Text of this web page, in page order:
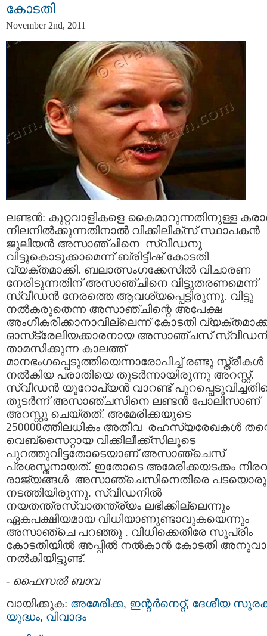
കോടതി
November 2nd, 2011
ലണ്ടന്‍: കുറ്റവാളികളെ കൈമാറുന്നതിനുള്ള
നിലനില്‍ക്കുന്നതിനാല്‍ വിക്കിലീക്‌സ് സ്ഥാപകന്‍
ജൂലിയന്‍ അസാഞ്ചിനെ സ്വീഡനു
വിട്ടുകൊടുക്കാമെന്ന് ബ്രിട്ടീഷ് കോടതി
വ്യക്തമാക്കി. ബലാത്സംഗക്കേസില്‍ വിചാരണ
നേരിടുന്നതിന് അസാഞ്ചിനെ വിട്ടുതരണമെന്ന്
സ്വീഡന്‍ നേരത്തെ ആവശ്യപ്പെട്ടിരുന്നു. വിട്ടു
നല്‍കരുതെന്ന അസാഞ്ചിന്റെ അപേക്ഷ
അംഗീകരിക്കാനാവില്ലെന്ന് കോടതി
ഓസ്‌ട്രേലിയക്കാരനായ അസാഞ്ചസ്
താമസിക്കുന്ന കാലത്ത്
മാനഭംഗപ്പെടുത്തിയെന്നാരോപിച്ച് രണ്ടു സ്ത്രീകള്‍
നല്‍കിയ പരാതിയെ തുടര്‍ന്നായിരുന്നു അറസ്റ്റ്.
സ്വീഡന്‍ യൂറോപ്യന്‍ വാറണ്ട്
തുടര്‍ന്ന് അസാഞ്ചസിനെ ലണ്ടന്‍ പോലിസാണ്
അറസ്റ്റു ചെയ്തത്. അമേരിക്കയുടെ
250000ത്തിലധികം അതീവ രഹസ്യരേഖകള്‍
വെബ്‌സൈറ്റായ വിക്കിലീക്ക്‌സിലൂടെ
പുറത്തുവിട്ടതോടെയാണ് അസാഞ്ചെസ്
പ്രശസ്തനായത്. ഇതോടെ അമേരിക്കയടക്കം
രാജ്യങ്ങള്‍ അസാഞ്ചെസിനെതിരെ
നടത്തിയിരുന്നു. സ്വീഡനില്‍
നയതന്ത്രസ്വാതന്ത്ര്യം ലഭിക്കില്ലെന്നും
ഏകപക്ഷീയമായ വിധിയാണുണ്ടാവുകയെന്നും
അസാഞ്ചെ പറഞ്ഞു . വിധിക്കെതിരേ സുപ്രിം
കോടതിയില്‍ അപ്പീല്‍ നല്‍കാന്‍ കോടതി
നല്‍കിയിട്ടുണ്ട്.
- ഫൈസല്‍ ബാവ
വായിക്കുക: അമേരിക്ക, ഇന്റര്‍നെറ്റ്‌, ദേശീയ
യുദ്ധം, വിവാദം